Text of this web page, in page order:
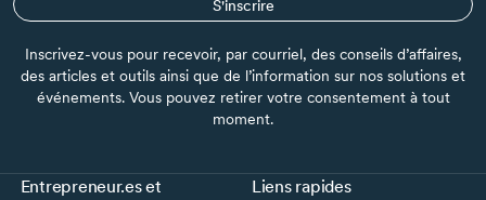
S'inscrire
Inscrivez-vous pour recevoir, par courriel, des conseils d’affaires,
des articles et outils ainsi que de l’information sur nos solutions et
événements. Vous pouvez retirer votre consentement à tout
moment.
Entrepreneur.es et
Liens rapides